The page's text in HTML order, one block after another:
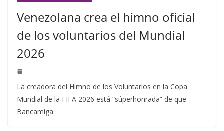
Venezolana crea el himno oficial
de los voluntarios del Mundial
2026
La creadora del Himno de los Voluntarios en la Copa
Mundial de la FIFA 2026 está “súperhonrada” de que
Bancamiga